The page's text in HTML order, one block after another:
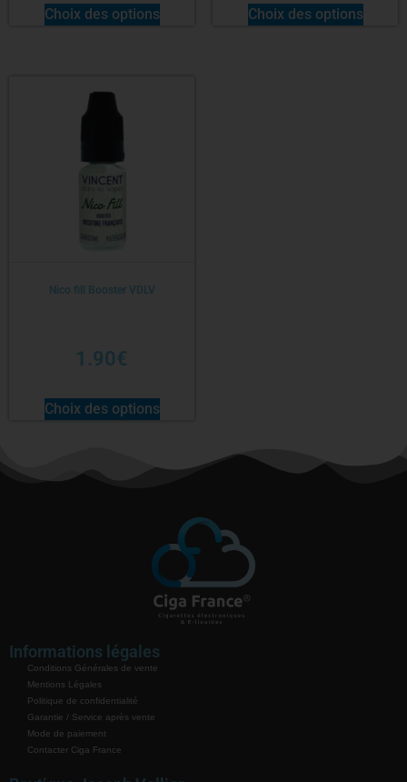
Choix des options Choix des options
Nico fill Booster VDLV
1.90€
Choix des options
Informations légales
Conditions Générales de vente
Mentions Légales
Politique de confidentialité
Garantie / Service après vente
Mode de paiement
Contacter Ciga France